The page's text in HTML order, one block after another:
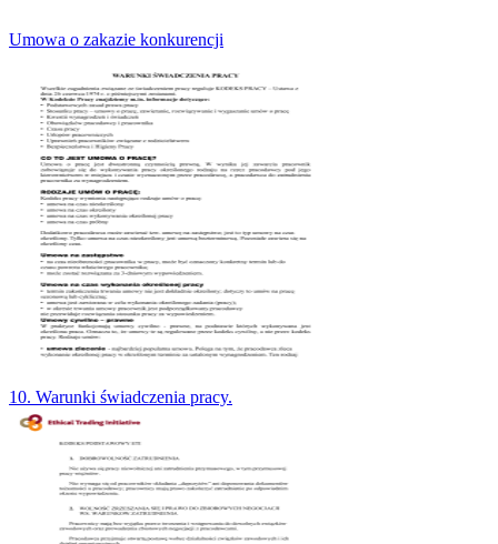
Umowa o zakazie konkurencji
10. Warunki świadczenia pracy.